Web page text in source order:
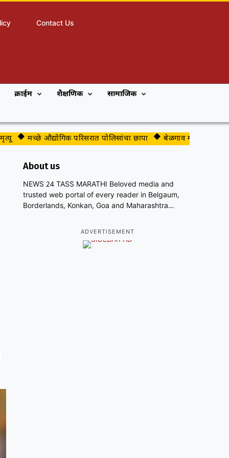
Contact Us
क्राईम शैक्षणिक सामाजिक
मच्छे औद्योगिक परिसरात पोलिसांचा छापा बेळगाव महापालिकेच्या
About us
NEWS 24 TASS MARATHI Beloved media and
trusted web portal of every reader in Belgaum,
Borderlands, Konkan, Goa and Maharashtra…
ADVERTISEMENT